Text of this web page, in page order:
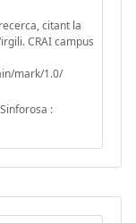
citant la
CRAI campus
mark/1.0/
: